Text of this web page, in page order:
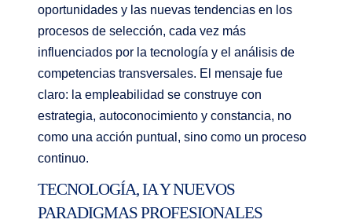
oportunidades y las nuevas tendencias en los
procesos de selección, cada vez más
influenciados por la tecnología y el análisis de
competencias transversales. El mensaje fue
claro: la empleabilidad se construye con
estrategia, autoconocimiento y constancia, no
como una acción puntual, sino como un proceso
continuo.
TECNOLOGÍA, IA Y NUEVOS
PARADIGMAS PROFESIONALES